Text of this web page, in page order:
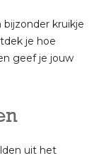
bijzonder kruikje
je hoe
geef je jouw
uit het